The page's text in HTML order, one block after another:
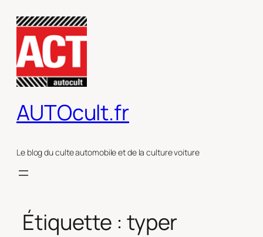
contenu
AUTOcult.fr
Le blog du culte automobile et de la culture voiture
Étiquette : typer